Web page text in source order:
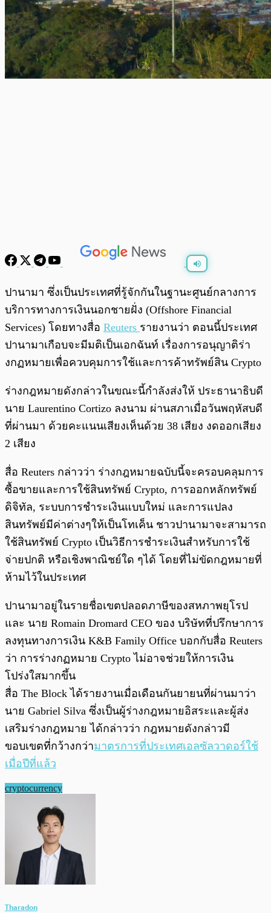
พร้อมเล่น 0:00
ปานามา ซึ่งเป็นประเทศที่รู้จักกันในฐานะศูนย์กลางการ
บริการทางการเงินนอกชายฝั่ง (Offshore Financial
Services) โดยทางสื่อ Reuters รายงานว่า ตอนนี้ประเทศ
ปานามาเกือบจะมีมติเป็นเอกฉันท์ เรื่องการอนุญาติร่า
งกฏหมายเพื่อควบคุมการใช้และการค้าทรัพย์สิน Crypto
ร่างกฎหมายดังกล่าวในขณะนี้กำลังส่งให้ ประธานาธิบดี
นาย Laurentino Cortizo ลงนาม ผ่านสภาเมื่อวันพฤหัสบดี
ที่ผ่านมา ด้วยคะแนนเสียงเห็นด้วย 38 เสียง งดออกเสียง
2 เสียง
สื่อ Reuters กล่าวว่า ร่างกฎหมายฉบับนี้จะครอบคลุมการ
ซื้อขายและการใช้สินทรัพย์ Crypto, การออกหลักทรัพย์
ดิจิทัล, ระบบการชำระเงินแบบใหม่ และการแปลง
สินทรัพย์มีค่าต่างๆให้เป็นโทเค็น ชาวปานามาจะสามารถ
ใช้สินทรัพย์ Crypto เป็นวิธีการชำระเงินสำหรับการใช้
จ่ายปกติ หรือเชิงพาณิชย์ใด ๆได้ โดยที่ไม่ขัดกฎหมายที่
ห้ามไว้ในประเทศ
ปานามาอยู่ในรายชื่อเขตปลอดภาษีของสหภาพยุโรป
และ นาย Romain Dromard CEO ของ บริษัทที่ปรึกษาการ
ลงทุนทางการเงิน K&B Family Office บอกกับสื่อ Reuters
ว่า การร่างกฏหมาย Crypto ไม่อาจช่วยให้การเงิน
โปร่งใสมากขึ้น
สื่อ The Block ได้รายงานเมื่อเดือนกันยายนที่ผ่านมาว่า
นาย Gabriel Silva ซึ่งเป็นผู้ร่างกฎหมายอิสระและผู้ส่ง
เสริมร่างกฎหมาย ได้กล่าวว่า กฎหมายดังกล่าวมี
ขอบเขตที่กว้างกว่ามาตรการที่ประเทศเอลซัลวาดอร์ใช้
เมื่อปีที่แล้ว
cryptocurrency
Tharadon